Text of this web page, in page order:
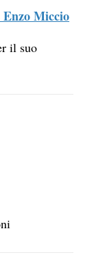
Miccio
il suo